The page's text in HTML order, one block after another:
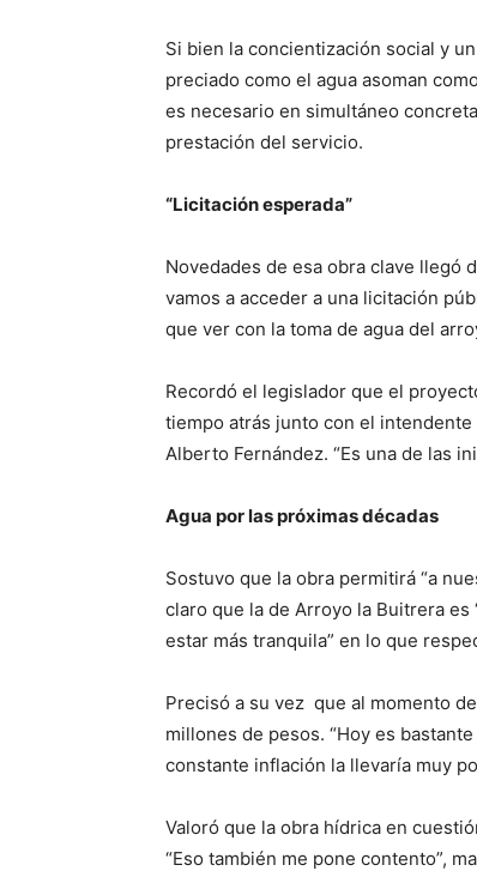
Si bien la concientización social y
preciado como el agua asoman
es necesario en simultáneo
prestación del servicio.
“Licitación esperada”
Novedades de esa obra clave llegó
vamos a acceder a una licitación
que ver con la toma de agua del
Recordó el legislador que el
tiempo atrás junto con el
Alberto Fernández. “Es una de las
Agua por las próximas décadas
Sostuvo que la obra permitirá “a
claro que la de Arroyo la Buitrera
estar más tranquila” en lo que
Precisó a su vez que al momento
millones de pesos. “Hoy es
constante inflación la llevaría muy
Valoró que la obra hídrica en
“Eso también me pone contento”,